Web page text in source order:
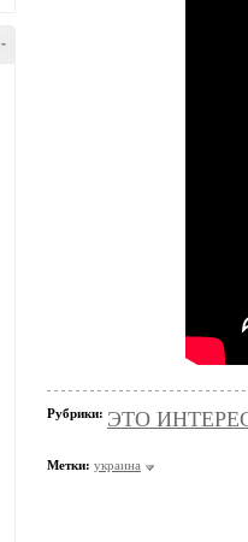
-
Рубрики: ЭТО
Метки: украина